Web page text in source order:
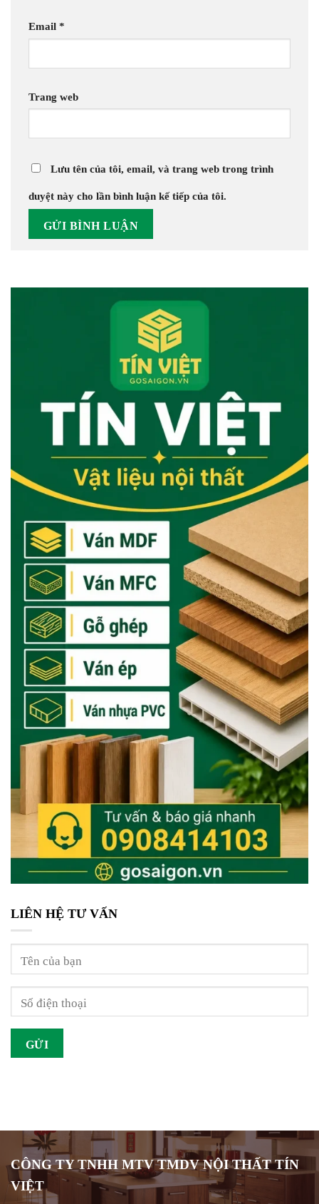
Email *
Trang web
Lưu tên của tôi, email, và trang web trong trình
duyệt này cho lần bình luận kế tiếp của tôi.
LIÊN HỆ TƯ VẤN
CÔNG TY TNHH MTV TMDV NỘI THẤT TÍN
VIỆT